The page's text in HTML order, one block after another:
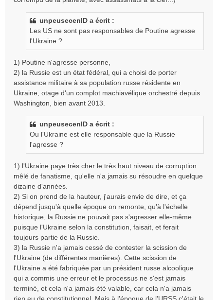
unpeusecenID a écrit :
Les US ne sont pas responsables de Poutine agresse
l'Ukraine ?
1) Poutine n'agresse personne,
2) la Russie est un état fédéral, qui a choisi de porter
assistance militaire à sa population russe résidente en
Ukraine, otage d'un complot machiavélique orchestré depuis
Washington, bien avant 2013.
unpeusecenID a écrit :
Ou l'Ukraine est elle responsable que la Russie
l'agresse ?
1) l'Ukraine paye très cher le très haut niveau de corruption
mêlé de fanatisme, qu'elle n'a jamais su résoudre en quelque
dizaine d'années.
2) Si on prend de la hauteur, j'aurais envie de dire, et ça
dépend jusqu'à quelle époque on remonte, qu'à l'échelle
historique, la Russie ne pouvait pas s'agresser elle-même
puisque l'Ukraine selon la constitution, faisait, et ferait
toujours partie de la Russie.
3) la Russie n'a jamais cessé de contester la scission de
l'Ukraine (de différentes manières). Cette scission de
l'Ukraine a été fabriquée par un président russe alcoolique
qui a commis une erreur et le processus ne s'est jamais
terminé, et cela n'a jamais été valable, car cela n'a jamais